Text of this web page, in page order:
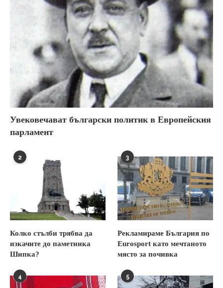
Увековечават български политик в Европейския
парламент
2
Колко стълби трябва да
изкачите до паметника
Шипка?
3
Рекламираме България по
Eurosport като мечтаното
място за почивка
4 5